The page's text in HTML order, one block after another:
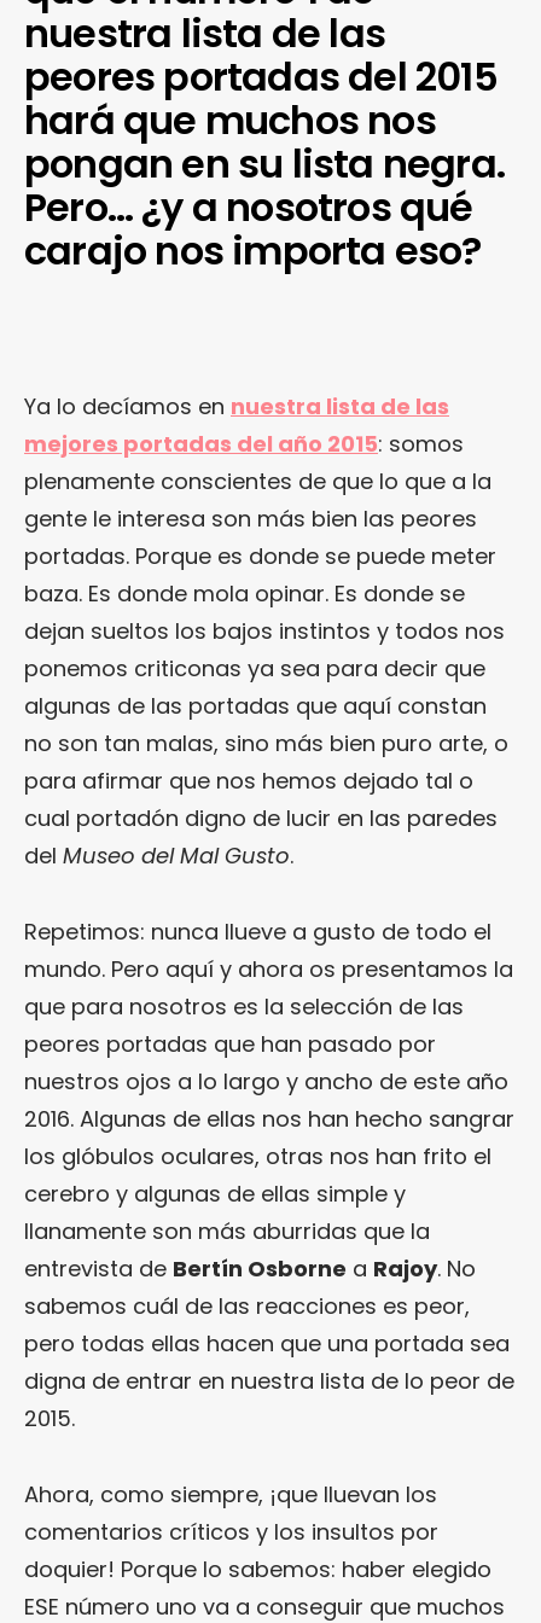
nuestra lista de las
peores portadas del 2015
hará que muchos nos
pongan en su lista negra.
Pero… ¿y a nosotros qué
carajo nos importa eso?
Ya lo decíamos en nuestra lista de las
mejores portadas del año 2015: somos
plenamente conscientes de que lo que a la
gente le interesa son más bien las peores
portadas. Porque es donde se puede meter
baza. Es donde mola opinar. Es donde se
dejan sueltos los bajos instintos y todos nos
ponemos criticonas ya sea para decir que
algunas de las portadas que aquí constan
no son tan malas, sino más bien puro arte, o
para afirmar que nos hemos dejado tal o
cual portadón digno de lucir en las paredes
del Museo del Mal Gusto.
Repetimos: nunca llueve a gusto de todo el
mundo. Pero aquí y ahora os presentamos la
que para nosotros es la selección de las
peores portadas que han pasado por
nuestros ojos a lo largo y ancho de este año
2016. Algunas de ellas nos han hecho sangrar
los glóbulos oculares, otras nos han frito el
cerebro y algunas de ellas simple y
llanamente son más aburridas que la
entrevista de Bertín Osborne a Rajoy. No
sabemos cuál de las reacciones es peor,
pero todas ellas hacen que una portada sea
digna de entrar en nuestra lista de lo peor de
2015.
Ahora, como siempre, ¡que lluevan los
comentarios críticos y los insultos por
doquier! Porque lo sabemos: haber elegido
ESE número uno va a conseguir que muchos